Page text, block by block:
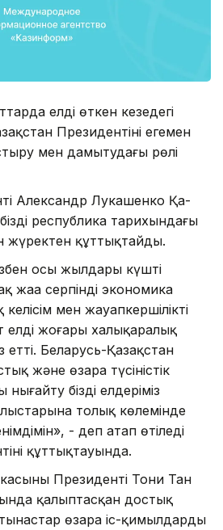
елдің өткен кезең­дегі
Президентінің егемен
мен дамытудағы рөлі
Александр Лукашенко Қа­
республика тари­хындағы
құттықтайды.
осы жылдары күшті
жаңа серпінді экономика
мен жауапкершілікті
жоғары халықаралық
етті. Беларусь-Қазақстан
және өзара түсіністік
біздің елдеріміз
толық көлемінде
- деп атап өтіледі
құттықтауында.
Президенті Тони Тан
қалыптасқан достық
өзара іс-қимылдарды